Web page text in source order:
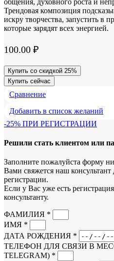
Трендовая композиция
искру творчества, запустить в
которые зарядят всех энергией.
100.00 ₽
Купить со скидкой 25%
Купить сейчас
Сравнение
Добавить в список желаний
-25% ПРИ РЕГИСТРАЦИИ
Решили стать клиентом или
Заполните пожалуйста форму
Вами свяжется наш консультант
регистрации.
Если у Вас уже есть
консультанту.
ФАМИЛИЯ *
ИМЯ *
ДАТА РОЖДЕНИЯ *
ТЕЛЕФОН ДЛЯ СВЯЗИ В
TELEGRAM) *